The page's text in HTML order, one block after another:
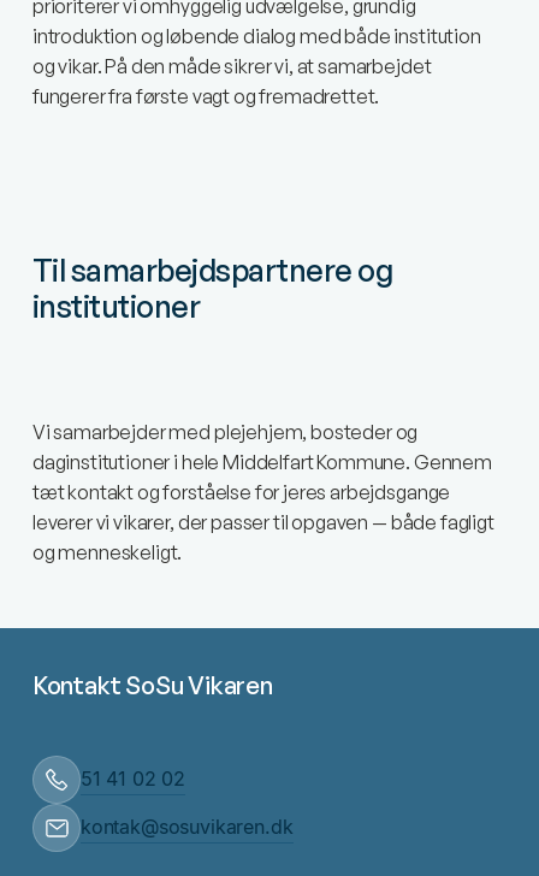
prioriterer vi omhyggelig udvælgelse, grundig
introduktion og løbende dialog med både institution
og vikar. På den måde sikrer vi, at samarbejdet
fungerer fra første vagt og fremadrettet.
Til samarbejdspartnere og
institutioner
Vi samarbejder med plejehjem, bosteder og
daginstitutioner i hele Middelfart Kommune. Gennem
tæt kontakt og forståelse for jeres arbejdsgange
leverer vi vikarer, der passer til opgaven — både fagligt
og menneskeligt.
Kontakt SoSu Vikaren
51 41 02 02
kontak@sosuvikaren.dk